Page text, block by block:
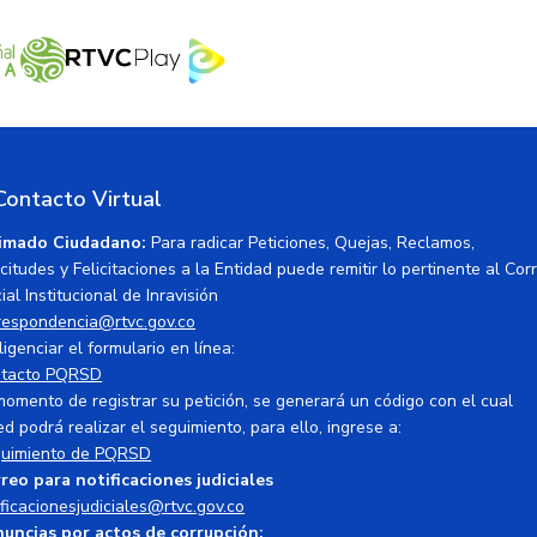
Virtual
Ciudadano: Para radicar Peticiones, Quejas, Reclamos,
y Felicitaciones a la Entidad puede remitir lo pertinente al
Institucional de Inravisión
el formulario en línea:
PQRSD
de registrar su petición, se generará un código con el cual
podrá realizar el seguimiento, para ello, ingrese a:
de PQRSD
para notificaciones judiciales
por actos de corrupción: